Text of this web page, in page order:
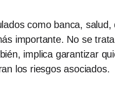
como banca,
importante. No se
implica garantizar
los riesgos asociados.